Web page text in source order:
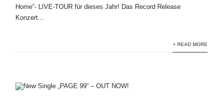
Home“- LIVE-TOUR für dieses Jahr! Das Record Release
Konzert...
+ READ MORE